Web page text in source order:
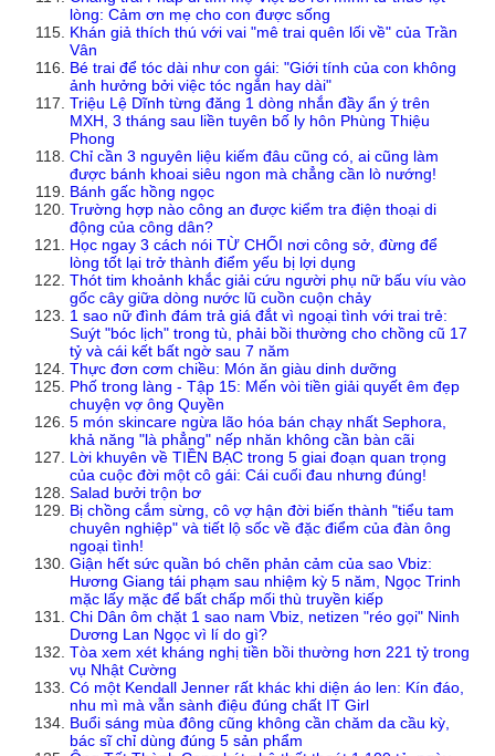
lòng: Cảm ơn mẹ cho con được sống
Khán giả thích thú với vai "mê trai quên lối về" của Trần
Vân
Bé trai để tóc dài như con gái: "Giới tính của con không
ảnh hưởng bởi việc tóc ngắn hay dài"
Triệu Lệ Dĩnh từng đăng 1 dòng nhắn đầy ẩn ý trên
MXH, 3 tháng sau liền tuyên bố ly hôn Phùng Thiệu
Phong
Chỉ cần 3 nguyên liệu kiếm đâu cũng có, ai cũng làm
được bánh khoai siêu ngon mà chẳng cần lò nướng!
Bánh gấc hồng ngọc
Trường hợp nào công an được kiểm tra điện thoại di
động của công dân?
Học ngay 3 cách nói TỪ CHỐI nơi công sở, đừng để
lòng tốt lại trở thành điểm yếu bị lợi dụng
Thót tim khoảnh khắc giải cứu người phụ nữ bấu víu vào
gốc cây giữa dòng nước lũ cuồn cuộn chảy
1 sao nữ đình đám trả giá đắt vì ngoại tình với trai trẻ:
Suýt "bóc lịch" trong tù, phải bồi thường cho chồng cũ 17
tỷ và cái kết bất ngờ sau 7 năm
Thực đơn cơm chiều: Món ăn giàu dinh dưỡng
Phố trong làng - Tập 15: Mến vòi tiền giải quyết êm đẹp
chuyện vợ ông Quyền
5 món skincare ngừa lão hóa bán chạy nhất Sephora,
khả năng "là phẳng" nếp nhăn không cần bàn cãi
Lời khuyên về TIỀN BẠC trong 5 giai đoạn quan trọng
của cuộc đời một cô gái: Cái cuối đau nhưng đúng!
Salad bưởi trộn bơ
Bị chồng cắm sừng, cô vợ hận đời biến thành "tiểu tam
chuyên nghiệp" và tiết lộ sốc về đặc điểm của đàn ông
ngoại tình!
Giận hết sức quần bó chẽn phản cảm của sao Vbiz:
Hương Giang tái phạm sau nhiệm kỳ 5 năm, Ngọc Trinh
mặc lấy mặc để bất chấp mối thù truyền kiếp
Chi Dân ôm chặt 1 sao nam Vbiz, netizen "réo gọi" Ninh
Dương Lan Ngọc vì lí do gì?
Tòa xem xét kháng nghị tiền bồi thường hơn 221 tỷ trong
vụ Nhật Cường
Có một Kendall Jenner rất khác khi diện áo len: Kín đáo,
nhu mì mà vẫn sành điệu đúng chất IT Girl
Buổi sáng mùa đông cũng không cần chăm da cầu kỳ,
bác sĩ chỉ dùng đúng 5 sản phẩm